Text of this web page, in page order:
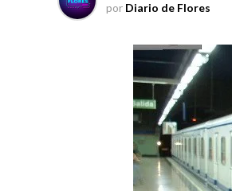
por Diario de Flores